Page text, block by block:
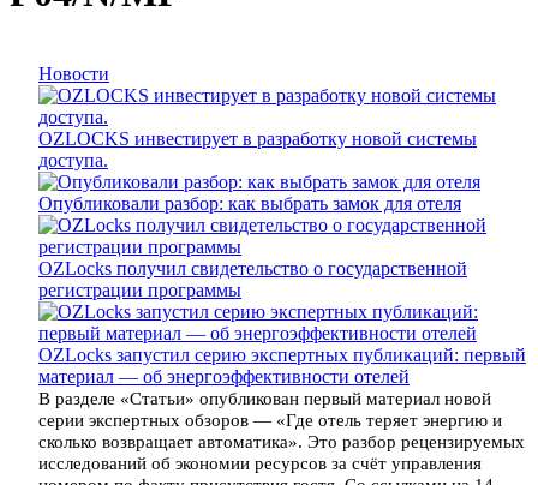
Новости
OZLOCKS инвестирует в разработку новой системы
доступа.
Опубликовали разбор: как выбрать замок для отеля
OZLocks получил свидетельство о государственной
регистрации программы
OZLocks запустил серию экспертных публикаций: первый
материал — об энергоэффективности отелей
В разделе «Статьи» опубликован первый материал новой
серии экспертных обзоров — «Где отель теряет энергию и
сколько возвращает автоматика». Это разбор рецензируемых
исследований об экономии ресурсов за счёт управления